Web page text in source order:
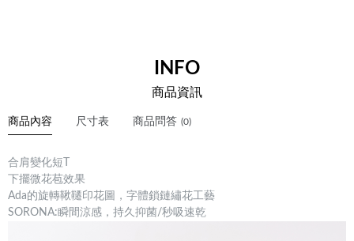
INFO
商品資訊
商品內容 尺寸表 商品問答 (0)
合肩變化短T
下擺微花苞效果
Ada的旋轉鞦韆印花圖，字體鎖鏈繡花工藝
SORONA:瞬間涼感，持久抑菌/秒吸速乾